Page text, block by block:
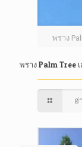
พราง
พราง Palm Tree
อ่